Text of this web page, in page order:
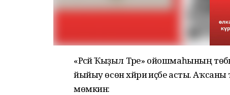
«Рәсәй Ҡыҙыл Тәре» ойошмаһының
йыйыу өсөн хәйриә иҫәбе асты. Аҡсаны
мөмкин: